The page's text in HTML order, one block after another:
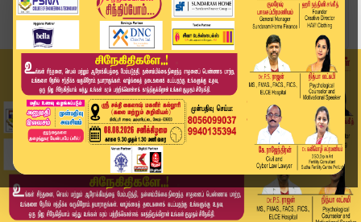
Home
வீடியோ ஸ்டோரி
மதுரை காவல் ஆணையர் ஆஜர் | Thiruparankundram Cas...